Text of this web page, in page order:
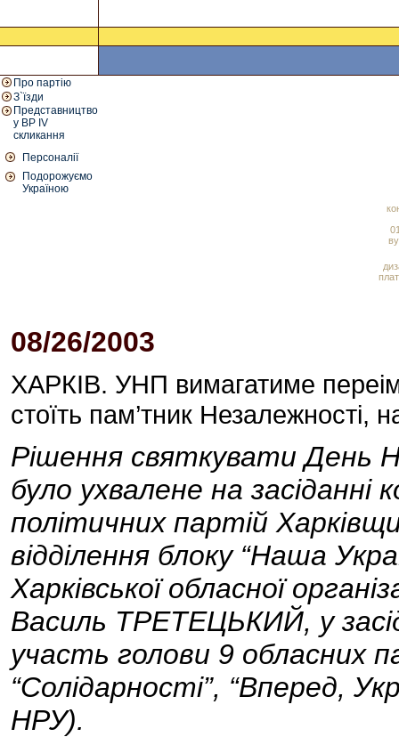
Про партію
З`їзди
Представництво
у ВР IV
скликання
Персоналії
Подорожуємо
Україною
08/26/2003
ХАРКІВ. УНП вимагатиме
стоїть пам’тник Незалежності,
Рішення святкувати День
було ухвалене на засіданні
політичних партій
відділення блоку “Наша
Харківської обласної
Василь ТРЕТЕЦЬКИЙ, у
участь голови 9 обласних
“Солідарності”, “Вперед,
НРУ).